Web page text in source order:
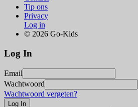
Tip ons
Privacy
Log in
© 2026 Go-Kids
Log In
Email
Wachtwoord
Wachtwoord vergeten?